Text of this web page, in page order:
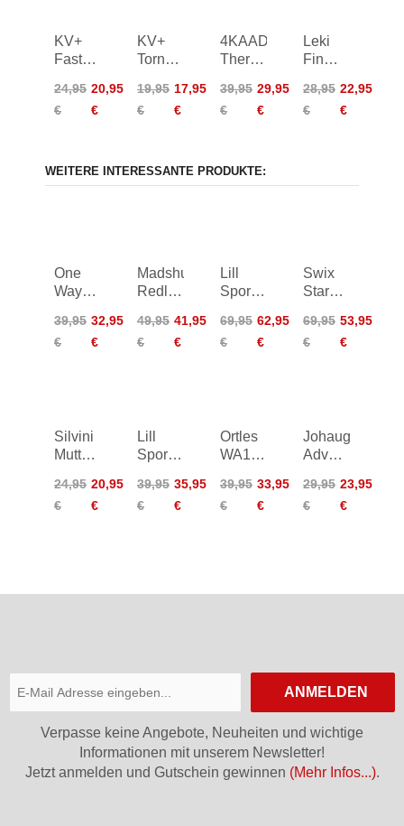
KV+
Fast
Handles
16,5
24,95
€
20,95
€
KV+
Tornado
Basket
19,95
€
17,95
€
4KAAD
Thermobelt
Willy -
dark
39,95
€
29,95
€
Leki
Fin
Roller
Tip
28,95
€
22,95
€
WEITERE INTERESSANTE PRODUKTE:
One
Way
Gloves
Universal
39,95
€
32,95
€
Madshus
Redline
49,95
€
41,95
€
Lill
Sport
Thermo
Slim
69,95
€
62,95
€
Swix
Star
Mittens
69,95
€
53,95
€
Silvini
Mutta
Winter
Gloves
24,95
€
20,95
€
Lill
Sport
39,95
€
35,95
€
Ortles
WA1540
Winter
Gloves
39,95
€
33,95
€
Johaug
Advance
Gloves
Women
29,95
€
23,95
€
ANMELDEN
Verpasse keine Angebote, Neuheiten und wichtige
Informationen mit unserem Newsletter!
Jetzt anmelden und Gutschein gewinnen (Mehr Infos...).